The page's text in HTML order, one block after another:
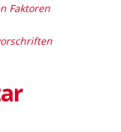
Faktoren